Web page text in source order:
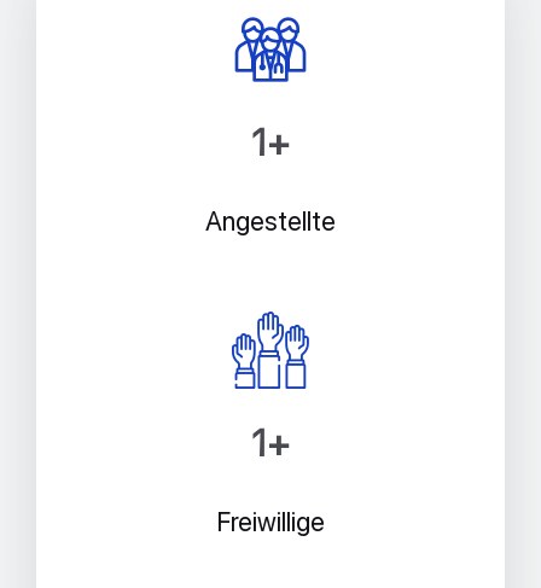
1+
Angestellte
1+
Freiwillige